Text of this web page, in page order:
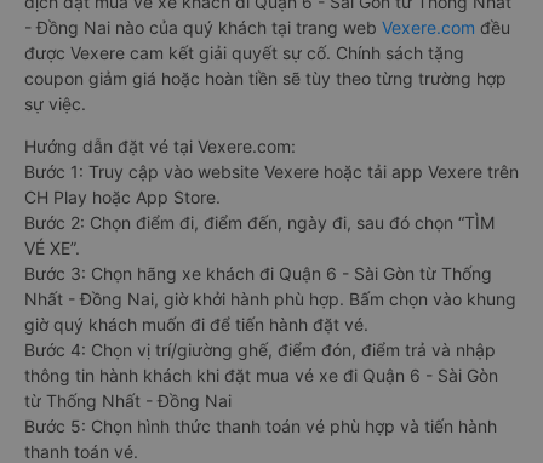
- Đồng Nai nào của quý khách tại trang web Vexere.com đều
được Vexere cam kết giải quyết sự cố. Chính sách tặng
coupon giảm giá hoặc hoàn tiền sẽ tùy theo từng trường hợp
sự việc.
Hướng dẫn đặt vé tại Vexere.com:
Bước 1: Truy cập vào website Vexere hoặc tải app Vexere trên
CH Play hoặc App Store.
Bước 2: Chọn điểm đi, điểm đến, ngày đi, sau đó chọn “TÌM
VÉ XE”.
Bước 3: Chọn hãng xe khách đi Quận 6 - Sài Gòn từ Thống
Nhất - Đồng Nai, giờ khởi hành phù hợp. Bấm chọn vào khung
giờ quý khách muốn đi để tiến hành đặt vé.
Bước 4: Chọn vị trí/giường ghế, điểm đón, điểm trả và nhập
thông tin hành khách khi đặt mua vé xe đi Quận 6 - Sài Gòn
từ Thống Nhất - Đồng Nai
Bước 5: Chọn hình thức thanh toán vé phù hợp và tiến hành
thanh toán vé.